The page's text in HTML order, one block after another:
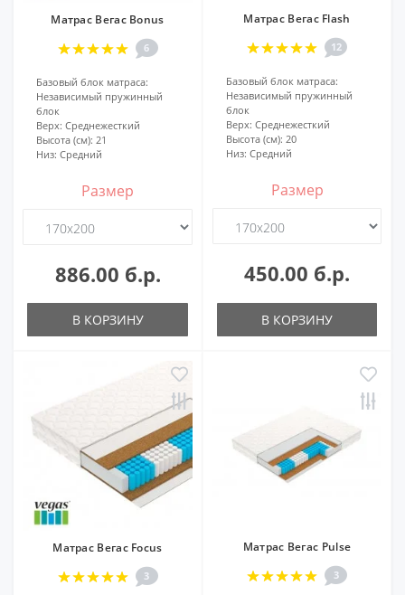
Матрас Вегас Bonus
6
Базовый блок матраса:
Независимый пружинный
блок
Верх: Среднежесткий
Высота (см): 21
Низ: Средний
Размер
886.00 б.р.
В КОРЗИНУ
Матрас Вегас Flash
12
Базовый блок матраса:
Независимый пружинный
блок
Верх: Среднежесткий
Высота (см): 20
Низ: Средний
Размер
450.00 б.р.
В КОРЗИНУ
Матрас Вегас Focus
3
Матрас Вегас Pulse
3